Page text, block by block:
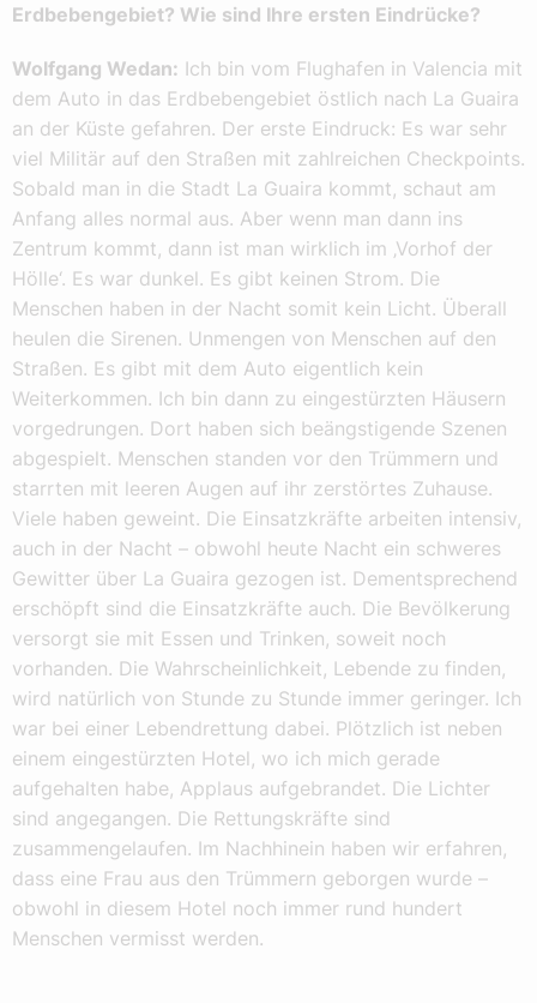
Erdbebengebiet? Wie sind Ihre ersten Eindrücke?
Wolfgang Wedan: Ich bin vom Flughafen in Valencia mit
dem Auto in das Erdbebengebiet östlich nach La Guaira
an der Küste gefahren. Der erste Eindruck: Es war sehr
viel Militär auf den Straßen mit zahlreichen Checkpoints.
Sobald man in die Stadt La Guaira kommt, schaut am
Anfang alles normal aus. Aber wenn man dann ins
Zentrum kommt, dann ist man wirklich im ‚Vorhof der
Hölle‘. Es war dunkel. Es gibt keinen Strom. Die
Menschen haben in der Nacht somit kein Licht. Überall
heulen die Sirenen. Unmengen von Menschen auf den
Straßen. Es gibt mit dem Auto eigentlich kein
Weiterkommen. Ich bin dann zu eingestürzten Häusern
vorgedrungen. Dort haben sich beängstigende Szenen
abgespielt. Menschen standen vor den Trümmern und
starrten mit leeren Augen auf ihr zerstörtes Zuhause.
Viele haben geweint. Die Einsatzkräfte arbeiten intensiv,
auch in der Nacht – obwohl heute Nacht ein schweres
Gewitter über La Guaira gezogen ist. Dementsprechend
erschöpft sind die Einsatzkräfte auch. Die Bevölkerung
versorgt sie mit Essen und Trinken, soweit noch
vorhanden. Die Wahrscheinlichkeit, Lebende zu finden,
wird natürlich von Stunde zu Stunde immer geringer. Ich
war bei einer Lebend­rettung dabei. Plötzlich ist neben
einem eingestürzten Hotel, wo ich mich gerade
aufgehalten habe, Applaus aufgebrandet. Die Lichter
sind angegangen. Die Rettungskräfte sind
zusammengelaufen. Im Nachhinein haben wir erfahren,
dass eine Frau aus den Trümmern geborgen wurde –
obwohl in diesem Hotel noch immer rund hundert
Menschen vermisst werden.